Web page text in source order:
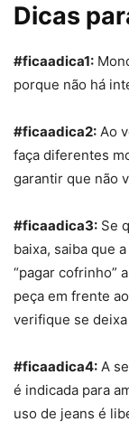
Dicas
#ficaadica1:
porque não há
#ficaadica2: Ao
faça diferentes
garantir que não
#ficaadica3: Se
baixa, saiba que
“pagar cofrinho”
peça em frente
verifique se
#ficaadica4: A
é indicada para
uso de jeans é